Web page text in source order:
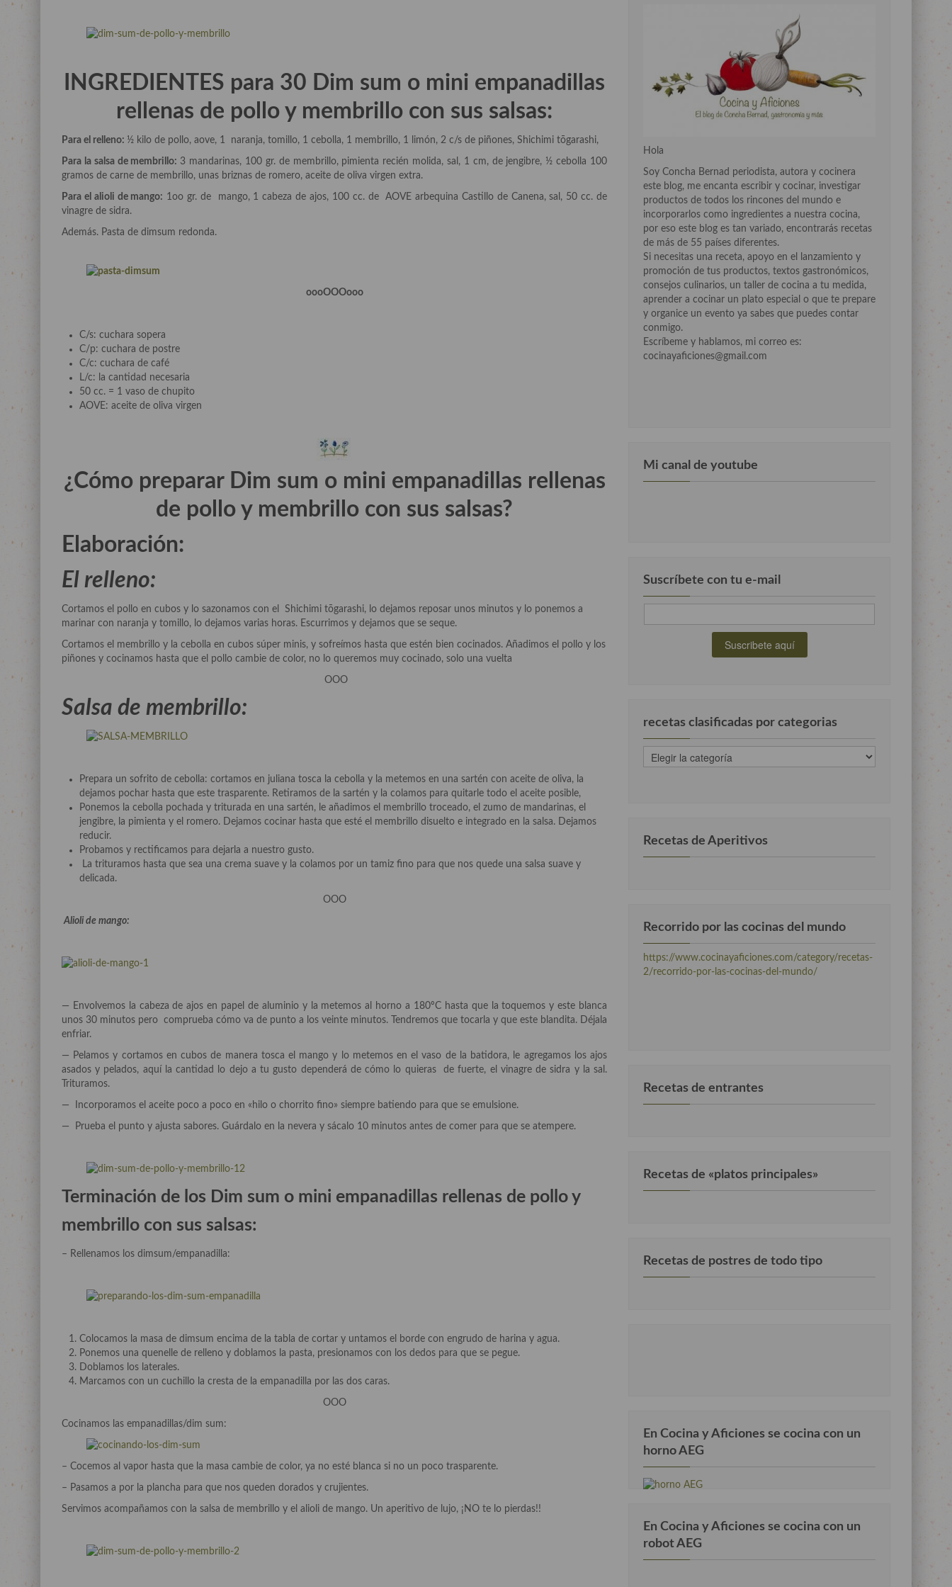
INGREDIENTES para 30 Dim sum o mini empanadillas
rellenas de pollo y membrillo con sus salsas:
Para el relleno: ½ kilo de pollo, aove, 1 naranja, tomillo, 1 cebolla, 1 membrillo, 1 limón, 2 c/s de piñones, Shichimi tōgarashi,
Para la salsa de membrillo: 3 mandarinas, 100 gr. de membrillo, pimienta recién molida, sal, 1 cm, de jengibre, ½ cebolla 100
gramos de carne de membrillo, unas briznas de romero, aceite de oliva virgen extra.
Para el alioli de mango: 1oo gr. de mango, 1 cabeza de ajos, 100 cc. de AOVE arbequina Castillo de Canena, sal, 50 cc. de
vinagre de sidra.
Además. Pasta de dimsum redonda.
oooOOOooo
C/s: cuchara sopera
C/p: cuchara de postre
C/c: cuchara de café
L/c: la cantidad necesaria
50 cc. = 1 vaso de chupito
AOVE: aceite de oliva virgen
¿Cómo preparar Dim sum o mini empanadillas rellenas
de pollo y membrillo con sus salsas?
Elaboración:
El relleno:
Cortamos el pollo en cubos y lo sazonamos con el Shichimi tōgarashi, lo dejamos reposar unos minutos y lo ponemos a
marinar con naranja y tomillo, lo dejamos varias horas. Escurrimos y dejamos que se seque.
Cortamos el membrillo y la cebolla en cubos súper minis, y sofreímos hasta que estén bien cocinados. Añadimos el pollo y los
piñones y cocinamos hasta que el pollo cambie de color, no lo queremos muy cocinado, solo una vuelta
OOO
Salsa de membrillo:
Prepara un sofrito de cebolla: cortamos en juliana tosca la cebolla y la metemos en una sartén con aceite de oliva, la
dejamos pochar hasta que este trasparente. Retiramos de la sartén y la colamos para quitarle todo el aceite posible,
Ponemos la cebolla pochada y triturada en una sartén, le añadimos el membrillo troceado, el zumo de mandarinas, el
jengibre, la pimienta y el romero. Dejamos cocinar hasta que esté el membrillo disuelto e integrado en la salsa. Dejamos
reducir.
Probamos y rectificamos para dejarla a nuestro gusto.
La trituramos hasta que sea una crema suave y la colamos por un tamiz fino para que nos quede una salsa suave y
delicada.
OOO
Alioli de mango:
— Envolvemos la cabeza de ajos en papel de aluminio y la metemos al horno a 180ºC hasta que la toquemos y este blanca
unos 30 minutos pero comprueba cómo va de punto a los veinte minutos. Tendremos que tocarla y que este blandita. Déjala
enfriar.
— Pelamos y cortamos en cubos de manera tosca el mango y lo metemos en el vaso de la batidora, le agregamos los ajos
asados y pelados, aquí la cantidad lo dejo a tu gusto dependerá de cómo lo quieras de fuerte, el vinagre de sidra y la sal.
Trituramos.
— Incorporamos el aceite poco a poco en «hilo o chorrito fino» siempre batiendo para que se emulsione.
— Prueba el punto y ajusta sabores. Guárdalo en la nevera y sácalo 10 minutos antes de comer para que se atempere.
Terminación de los Dim sum o mini empanadillas rellenas de pollo y
membrillo con sus salsas:
– Rellenamos los dimsum/empanadilla:
Colocamos la masa de dimsum encima de la tabla de cortar y untamos el borde con engrudo de harina y agua.
Ponemos una quenelle de relleno y doblamos la pasta, presionamos con los dedos para que se pegue.
Doblamos los laterales.
Marcamos con un cuchillo la cresta de la empanadilla por las dos caras.
OOO
Cocinamos las empanadillas/dim sum:
– Cocemos al vapor hasta que la masa cambie de color, ya no esté blanca si no un poco trasparente.
– Pasamos a por la plancha para que nos queden dorados y crujientes.
Servimos acompañamos con la salsa de membrillo y el alioli de mango. Un aperitivo de lujo, ¡NO te lo pierdas!!
Hola
Soy Concha Bernad periodista, autora y cocinera
este blog, me encanta escribir y cocinar, investigar
productos de todos los rincones del mundo e
incorporarlos como ingredientes a nuestra cocina,
por eso este blog es tan variado, encontrarás recetas
de más de 55 países diferentes.
Si necesitas una receta, apoyo en el lanzamiento y
promoción de tus productos, textos gastronómicos,
consejos culinarios, un taller de cocina a tu medida,
aprender a cocinar un plato especial o que te prepare
y organice un evento ya sabes que puedes contar
conmigo.
Escríbeme y hablamos, mi correo es:
cocinayaficiones@gmail.com
Mi canal de youtube
Suscríbete con tu e-mail
recetas clasificadas por categorias
recetas
clasificadas
Recetas de Aperitivos
Recorrido por las cocinas del mundo
https://www.cocinayaficiones.com/category/recetas-
2/recorrido-por-las-cocinas-del-mundo/
Recetas de entrantes
Recetas de «platos principales»
Recetas de postres de todo tipo
En Cocina y Aficiones se cocina con un
horno AEG
En Cocina y Aficiones se cocina con un
robot AEG